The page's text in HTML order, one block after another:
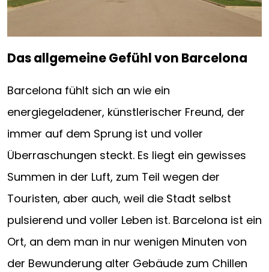
Das allgemeine Gefühl von Barcelona
Barcelona fühlt sich an wie ein
energiegeladener, künstlerischer Freund, der
immer auf dem Sprung ist und voller
Überraschungen steckt. Es liegt ein gewisses
Summen in der Luft, zum Teil wegen der
Touristen, aber auch, weil die Stadt selbst
pulsierend und voller Leben ist. Barcelona ist ein
Ort, an dem man in nur wenigen Minuten von
der Bewunderung alter Gebäude zum Chillen